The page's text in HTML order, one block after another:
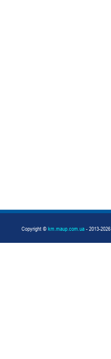
Copyright © km.maup.com.ua - 2013-2026